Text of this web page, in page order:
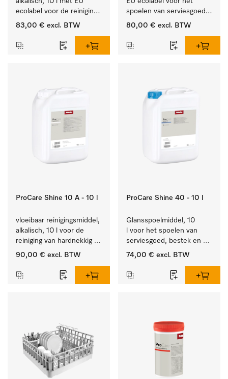
ecolabel voor de reiniging
van alledaags vuil op
glazen.
83,00 € excl. BTW
spoelen van serviesgoed,
bestek en glazen.
80,00 € excl. BTW
ProCare Shine 10 A - 10 l
vloeibaar reinigingsmiddel,
alkalisch, 10 l voor de
reiniging van hardnekkig
vuil op serviesgoed,
90,00 € excl. BTW
ProCare Shine 40 - 10 l
Glansspoelmiddel, 10
l voor het spoelen van
serviesgoed, bestek en
ideaal voor glazen.
74,00 € excl. BTW